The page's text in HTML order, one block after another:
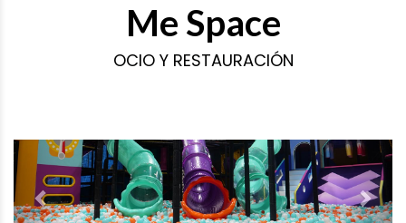
Me Space
OCIO Y RESTAURACIÓN
Previous Next